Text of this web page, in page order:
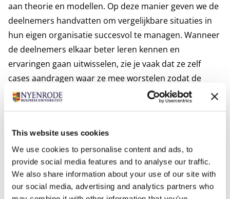
This website uses cookies
We use cookies to personalise content and ads, to
provide social media features and to analyse our traffic.
We also share information about your use of our site with
our social media, advertising and analytics partners who
aan theorie en modellen. Op deze manier geven we de
deelnemers handvatten om vergelijkbare situaties in
hun eigen organisatie succesvol te managen. Wanneer
de deelnemers elkaar beter leren kennen en
ervaringen gaan uitwisselen, zie je vaak dat ze zelf
cases aandragen waar ze mee worstelen zodat de
groep en de docent daarover kunnen meedenken.”
Kenmerkend voor de masterclass is dat theorie
oefening. “De sprekers zijn zowel hoogleraren van
Nyenrode en TU Eindhoven als experts die hun eigen
adviespraktijk hebben. De een zet wat meer in op
theorie, terwijl de ander meer nadruk legt op de
praktijk. Juist deze mix van sprekers maakt het